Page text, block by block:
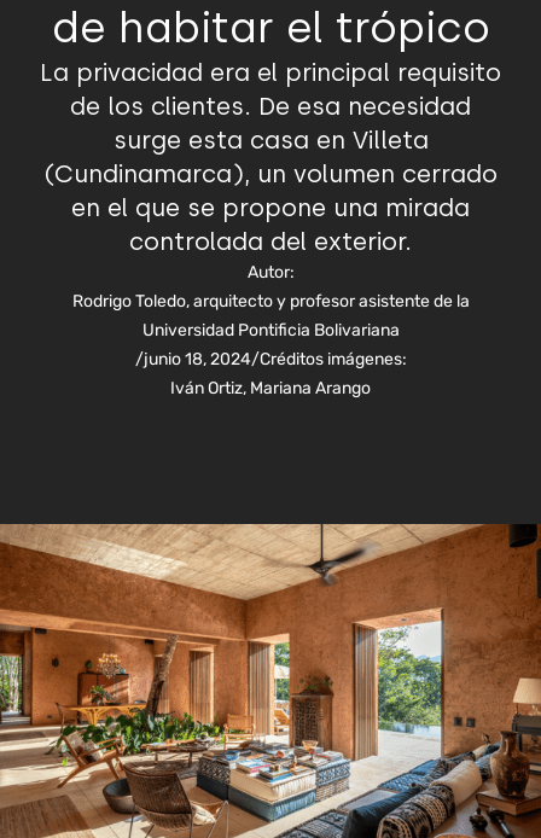
de habitar el trópico
La privacidad era el principal requisito
de los clientes. De esa necesidad
surge esta casa en Villeta
(Cundinamarca), un volumen cerrado
en el que se propone una mirada
controlada del exterior.
Autor:
Rodrigo Toledo, arquitecto y profesor asistente de la
Universidad Pontificia Bolivariana
/junio 18, 2024/Créditos imágenes:
Iván Ortiz, Mariana Arango